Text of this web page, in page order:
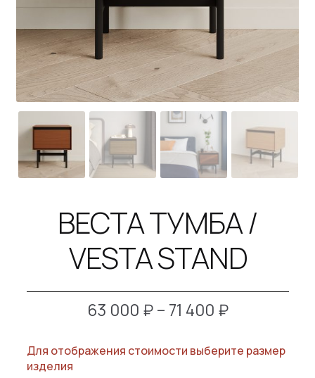
КОНТАКТЫ
SALE
ВЕСТА ТУМБА /
VESTA STAND
63 000 ₽– 71 400 ₽Диапазон
63
Для отображения стоимости выберите размер
изделия